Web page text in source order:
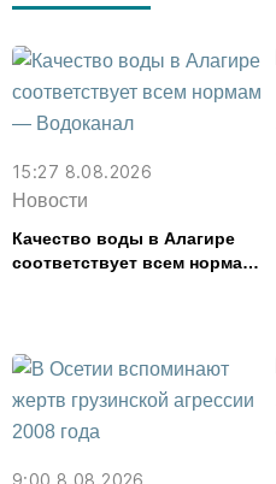
15:27 8.08.2026
Новости
Качество воды в Алагире
соответствует всем нормам
9:00 8.08.2026